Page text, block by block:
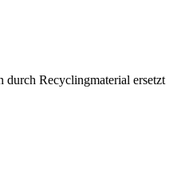
durch Recyclingmaterial ersetzt